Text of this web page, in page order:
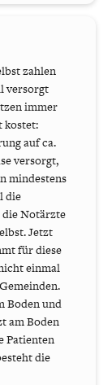
zahlen
versorgt
immer
kostet:
auf ca.
versorgt,
mindestens
die
die Notärzte
Jetzt
für diese
einmal
Boden und
am Boden
Patienten
die